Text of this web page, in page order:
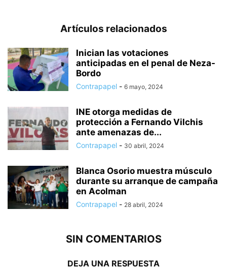
Artículos relacionados
Inician las votaciones
anticipadas en el penal de Neza-
Bordo
Contrapapel - 6 mayo, 2024
INE otorga medidas de
protección a Fernando Vilchis
ante amenazas de...
Contrapapel - 30 abril, 2024
Blanca Osorio muestra músculo
durante su arranque de campaña
en Acolman
Contrapapel - 28 abril, 2024
SIN COMENTARIOS
DEJA UNA RESPUESTA